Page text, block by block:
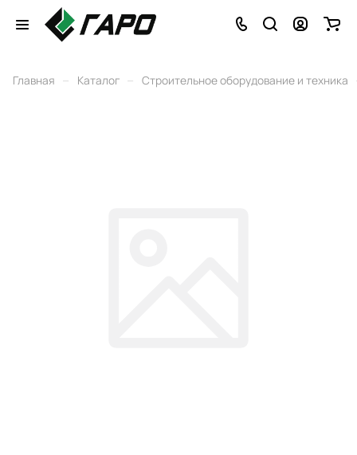
Главная – Каталог – Строительное оборудование и техника